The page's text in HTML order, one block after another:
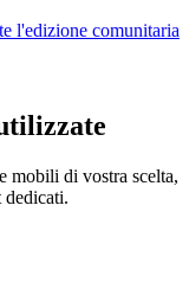
l'edizione comunitaria
mobili di vostra scelta,
dedicati.